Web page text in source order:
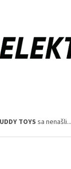
TOYS sa nenašli...